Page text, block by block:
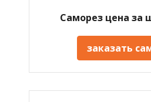
Саморез цена за
заказать